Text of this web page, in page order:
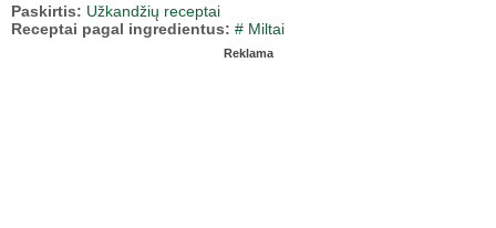
Paskirtis: Užkandžių receptai
Receptai pagal ingredientus: # Miltai
Reklama